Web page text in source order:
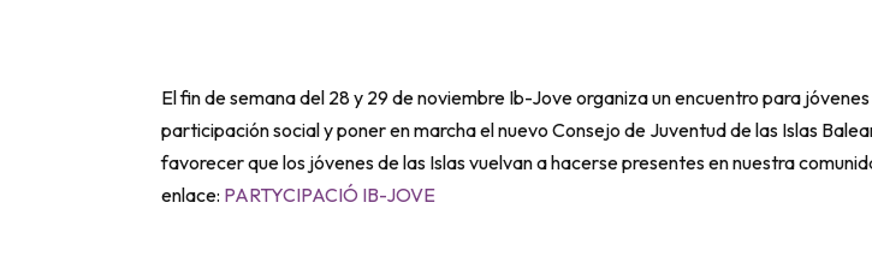
El fin de semana del 28 y 29 de noviembre Ib-Jove organiza un encuentro para
participación social y poner en marcha el nuevo Consejo de Juventud de las Islas
favorecer que los jóvenes de las Islas vuelvan a hacerse presentes en nuestra
enlace: PARTYCIPACIÓ IB-JOVE